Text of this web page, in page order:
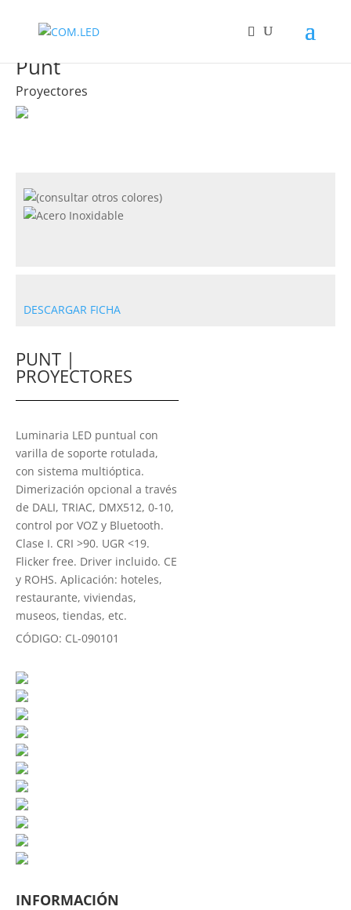
Punt
Proyectores
DESCARGAR FICHA
PUNT |
PROYECTORES
Luminaria LED puntual con
varilla de soporte rotulada,
con sistema multióptica.
Dimerización opcional a través
de DALI, TRIAC, DMX512, 0-10,
control por VOZ y Bluetooth.
Clase I. CRI >90. UGR <19.
Flicker free. Driver incluido. CE
y ROHS. Aplicación: hoteles,
restaurante, viviendas,
museos, tiendas, etc.
CÓDIGO: CL-090101
INFORMACIÓN